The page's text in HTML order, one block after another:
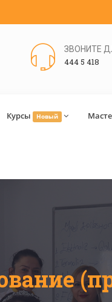
444 5 418
Курсы Новый